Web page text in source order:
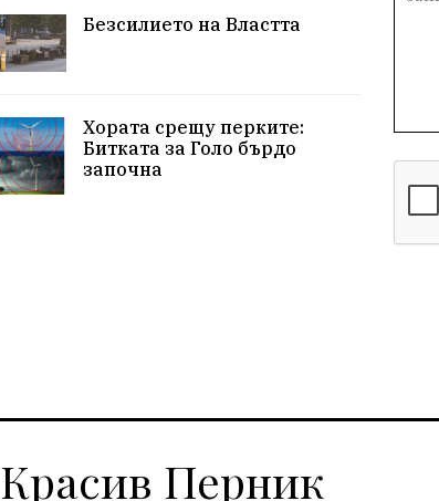
Безсилието на Властта
Хората срещу перките:
Битката за Голо бърдо
започна
Красив Перник